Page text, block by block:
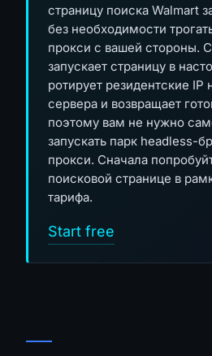
страницу поиска Walmart
без необходимости
прокси с вашей стороны.
запускает страницу в
ротирует резидентские IP
сервера и возвращает
поэтому вам не нужно
запускать парк headless-
прокси. Сначала
поисковой странице в
тарифа.
Start free